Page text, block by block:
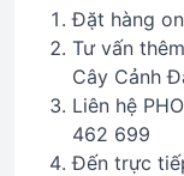
Đặt hàng
Tư vấn
Cây Cảnh
Liên hệ
462 699
Đến trực